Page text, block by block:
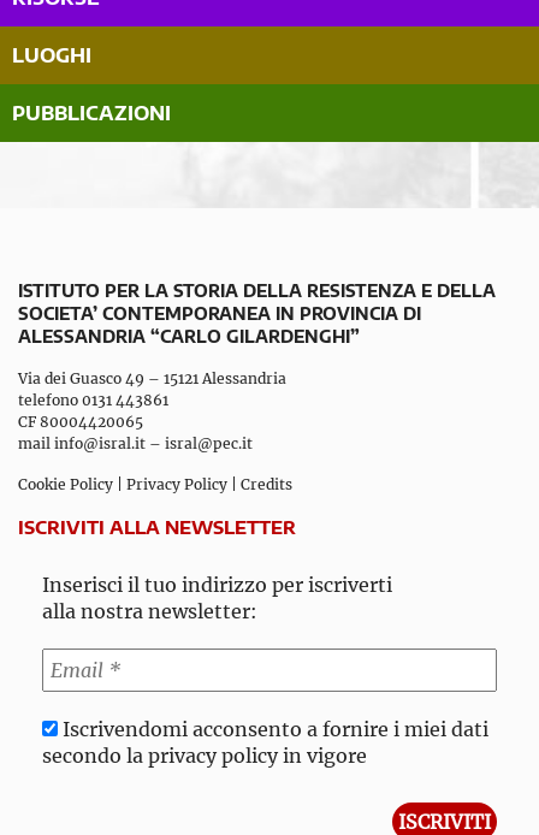
LUOGHI
PUBBLICAZIONI
ISTITUTO PER LA STORIA DELLA RESISTENZA E DELLA
SOCIETA’ CONTEMPORANEA IN PROVINCIA DI
ALESSANDRIA “CARLO GILARDENGHI”
Via dei Guasco 49 – 15121 Alessandria
telefono 0131 443861
CF 80004420065
mail info@isral.it – isral@pec.it
Cookie Policy Privacy Policy Credits
ISCRIVITI ALLA NEWSLETTER
Inserisci il tuo indirizzo per iscriverti
alla nostra newsletter:
Iscrivendomi acconsento a fornire i miei dati
secondo la privacy policy in vigore